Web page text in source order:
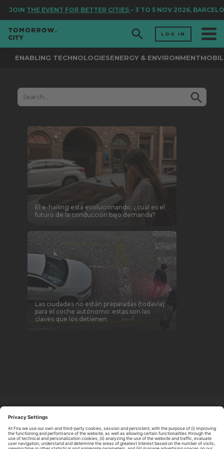
JOIN THE EVENT FOR BETTER CITIES– 3 TO 5 NOV 2026,
LOG IN
ENABLING TECHNOLOGIESENERGY & ENVIRONMENT
El e-hailing está evolucionando: ¿cuál es el
futuro de la conducción bajo demanda?
Las ciudades no están preparadas (todavía)
para el coche autónomo: estas son las
claves que los detienen